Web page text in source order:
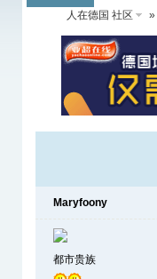
人在德国 社区
»
Maryfoony
都市贵族